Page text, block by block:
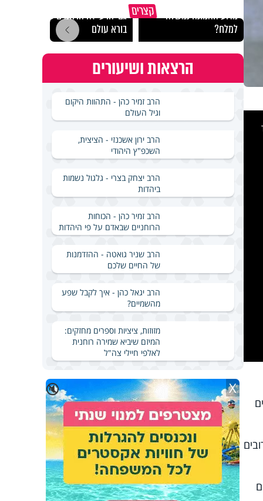
קצרים
מדוע האמונה נמשלה
למלח?
גם ׳הרע׳ זה הרחמים של
בורא עולם
הרצאות ושיעורים
הרב זמיר כהן - התהוות היקום
וגיל העולם
הרב ירון אשכנזי - הציצית,
השכפ"ץ היהודי
הרב יצחק בצרי - גלגול נשמות
ביהדות
הרב זמיר כהן - הכוחות
הרוחניים שבאדם על פי היהדות
הרב שניר גואטה - ההזדמנות
של החיים שלכם
הרב יגאל כהן - איך לקבל שפע
מהשמיים?
מזוזות, ציציות וספרים מחזקים:
המיזם שיביא שמירה רוחנית
לאלפי חיילי צה"ל
🔇 X